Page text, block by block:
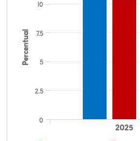
Percentual
2025
0
2.5
5
7.5
10